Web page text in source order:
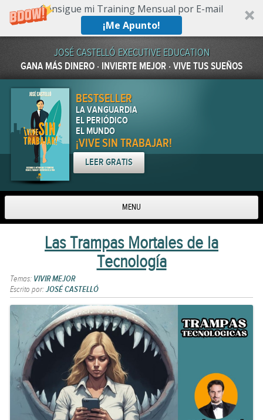
Consigue mi Training Mensual por E-mail
¡Me Apunto!
JOSÉ CASTELLÓ EXECUTIVE EDUCATION
GANA MÁS DINERO · INVIERTE MEJOR · VIVE TUS SUEÑOS
BESTSELLER
LA VANGUARDIA
EL PERIÓDICO
EL MUNDO
¡VIVE SIN TRABAJAR!
LEER GRATIS
MENU
Skip to content
Las Trampas Mortales de la
Tecnología
Temas: VIVIR MEJOR
Escrito por:JOSÉ CASTELLÓ